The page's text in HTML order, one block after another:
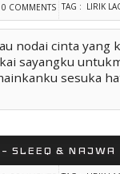
0 COMMENTS TAG : LIRIK
nodai cinta yang
sayangku
sesuka
SLEEQ &